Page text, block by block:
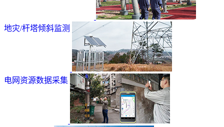
地灾/杆塔倾斜监测
电网资源数据采集